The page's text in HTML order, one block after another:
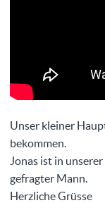
Unser kleiner
bekommen.
Jonas ist in
gefragter Mann.
Herzliche Grüsse